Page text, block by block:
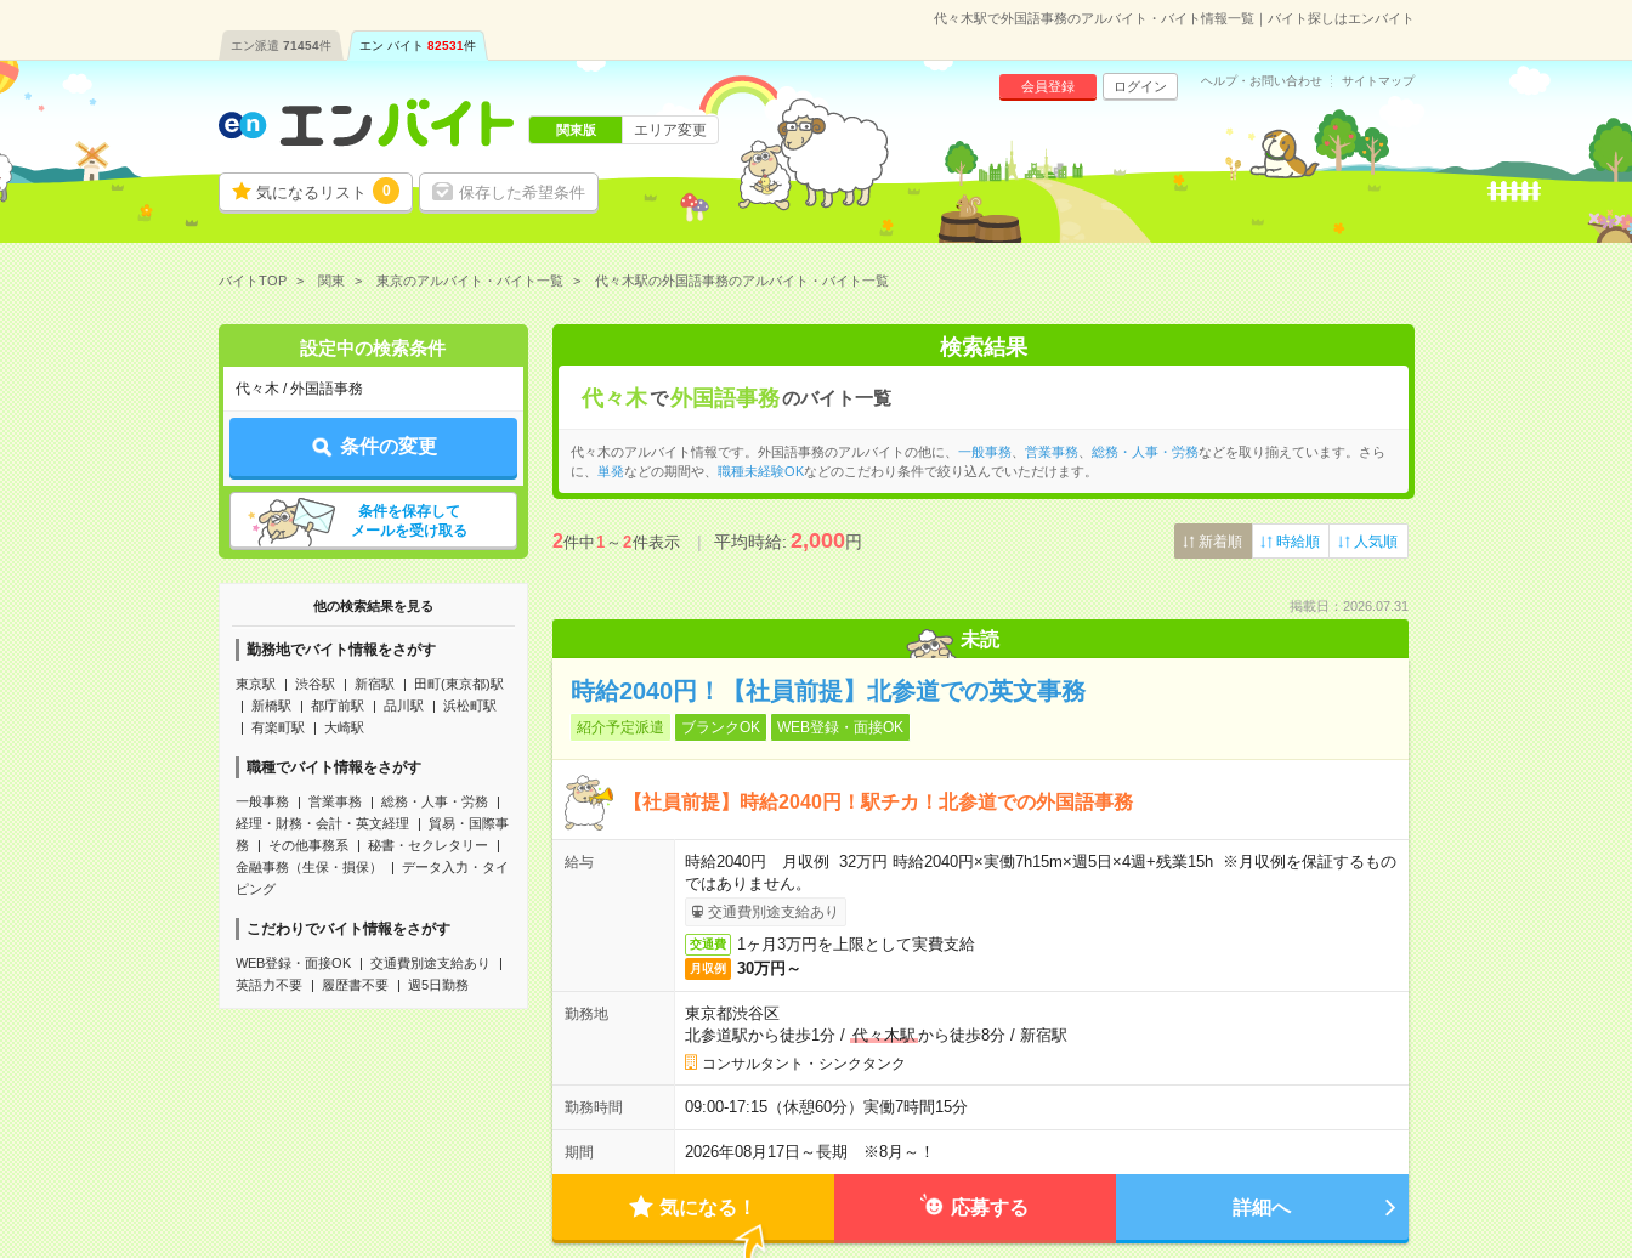
代々木駅で外国語事務のアルバイト・バイト情報一覧｜バイト探しはエンバイト
エン派遣 71454件 エン バイト 82531件
気になるリスト 0 保存した希望条件
会員登録 ログイン ヘルプ・お問い合わせ サイトマップ
関東版 エリア変更
バイトTOP 関東 東京のアルバイト・バイト一覧 代々木駅の外国語事務のアルバイト・バイト一覧
設定中の検索条件
代々木 / 外国語事務
条件の変更
条件を保存して
メールを受け取る
他の検索結果を見る
勤務地でバイト情報をさがす
東京駅 渋谷駅 新宿駅
田町(東京都)駅
新橋駅
都庁前駅 品川駅
浜松町駅
有楽町駅
大崎駅
職種でバイト情報をさがす
一般事務 営業事務
総務・人事・労務
経理・財務・会計・英文経理
貿易・国際事
務
その他事務系
秘書・セクレタリー
金融事務（生保・損保）
データ入力・タイ
ピング
こだわりでバイト情報をさがす
WEB登録・面接OK
交通費別途支給あり
英語力不要
履歴書不要 週5日勤務
検索結果
代々木で外国語事務のバイト一覧
代々木のアルバイト情報です。外国語事務のアルバイトの他に、 一般事務、 営業事務、 総務・人事・労務などを取り揃えています。さら
に、
単発などの期間や、 職種未経験OKなどのこだわり条件で絞り込んでいただけます。
2件中1～2件表示 平均時給:2,000円 新着順 時給順 人気順
掲載日：2026.07.31
未読
時給2040円！【社員前提】北参道での英文事務
紹介予定派遣 ブランクOK WEB登録・面接OK
【社員前提】時給2040円！駅チカ！北参道での外国語事務
給与
時給2040円 月収例 32万円 時給2040円×実働7h15m×週5日×4週+残業15h ※月収例を保証するもの
ではありません。
交通費別途支給あり
交通費 1ヶ月3万円を上限として実費支給
月収例 30万円～
勤務地
東京都渋谷区
北参道駅から徒歩1分/ 代々木駅から徒歩8分/ 新宿駅
コンサルタント・シンクタンク
勤務時間 09:00-17:15（休憩60分）実働7時間15分
期間 2026年08月17日～長期 ※8月～！
気になる！ 応募する 詳細へ